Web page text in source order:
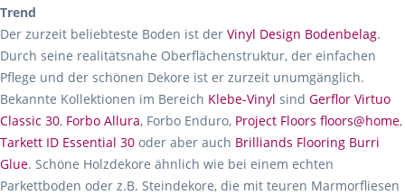
Trend
Der zurzeit beliebteste Boden ist der Vinyl Design Bodenbelag.
Durch seine realitätsnahe Oberflächenstruktur, der einfachen
Pflege und der schönen Dekore ist er zurzeit unumgänglich.
Bekannte Kollektionen im Bereich Klebe-Vinyl sind Gerflor Virtuo
Classic 30, Forbo Allura, Forbo Enduro, Project Floors floors@home,
Tarkett ID Essential 30 oder aber auch Brilliands Flooring Burri
Glue. Schöne Holzdekore ähnlich wie bei einem echten
Parkettboden oder z.B. Steindekore, die mit teuren Marmorfliesen